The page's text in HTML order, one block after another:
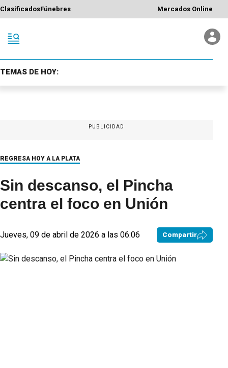
ClasificadosFúnebres Mercados Online
TEMAS DE HOY:
PUBLICIDAD
REGRESA HOY A LA PLATA
Sin descanso, el Pincha
centra el foco en Unión
Jueves, 09 de abril de 2026 a las 06:06 Compartir